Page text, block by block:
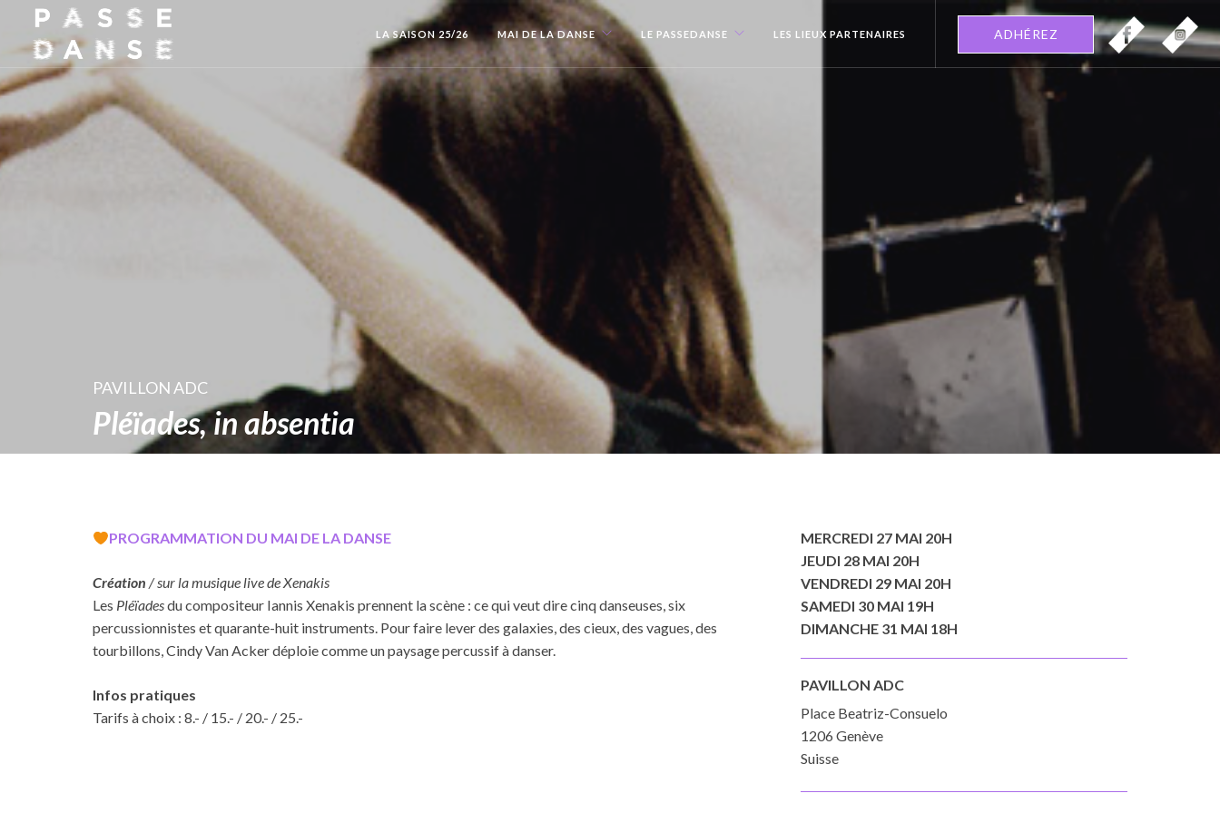
LA SAISON 25/26 MAI DE LA DANSE LE PASSEDANSE LES LIEUX PARTENAIRES ADHÉREZ
PAVILLON ADC
Pléïades, in absentia
PROGRAMMATION DU MAI DE LA DANSE
Création / sur la musique live de Xenakis
Les Pléïadesdu compositeur Iannis Xenakis prennent la scène : ce qui veut dire cinq danseuses, six
percussionnistes et quarante-huit instruments. Pour faire lever des galaxies, des cieux, des vagues, des
tourbillons, Cindy Van Acker déploie comme un paysage percussif à danser.
Infos pratiques
Tarifs à choix : 8.- / 15.- / 20.- / 25.-
MERCREDI 27 MAI 20H
JEUDI 28 MAI 20H
VENDREDI 29 MAI 20H
SAMEDI 30 MAI 19H
DIMANCHE 31 MAI 18H
PAVILLON ADC
Place Beatriz-Consuelo
1206 Genève
Suisse